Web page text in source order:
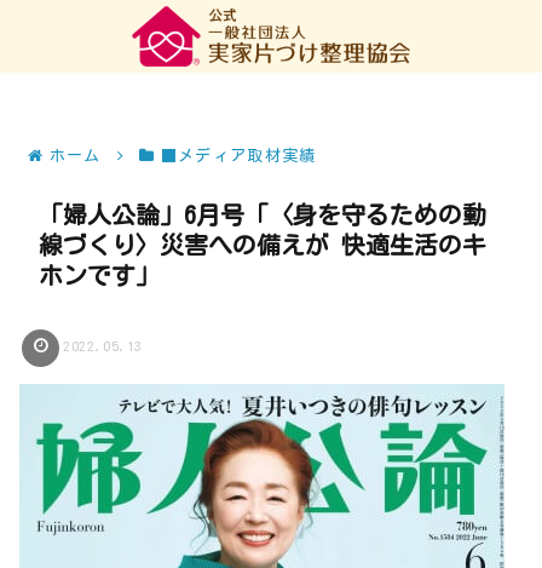
ホーム ■メディア取材実績
「婦人公論」6月号「〈身を守るための動
線づくり〉災害への備えが 快適生活のキ
ホンです」
2022.05.13